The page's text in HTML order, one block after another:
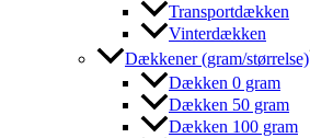
Transportdækken
Vinterdækken
Dækkener (gram/størrelse)
Dækken 0 gram
Dækken 50 gram
Dækken 100 gram